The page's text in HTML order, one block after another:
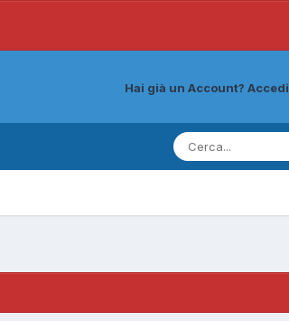
Hai già un Account? Accedi